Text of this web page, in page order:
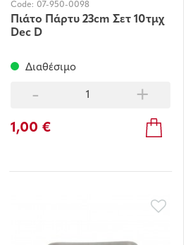
Code: 07-950-0098
Πιάτο Πάρτυ 23cm Σετ 10τμχ
Dec D
Διαθέσιμο
- +
1,00 €